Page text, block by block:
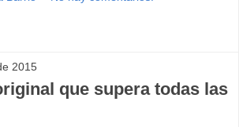
2015
que supera todas las